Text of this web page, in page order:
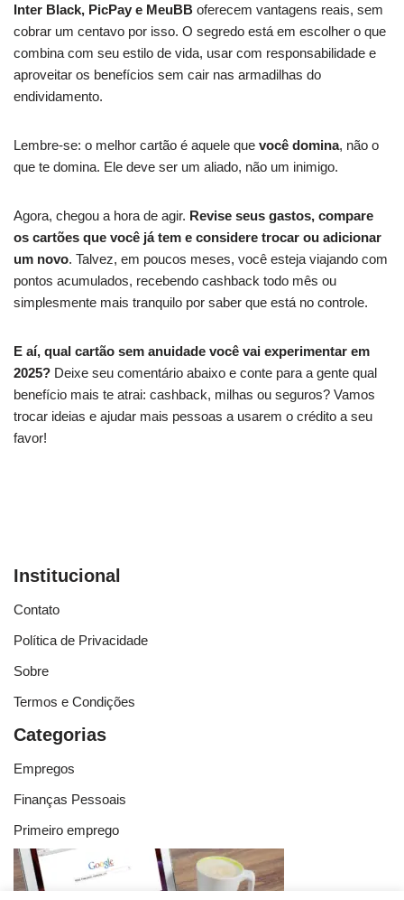
Inter Black, PicPay e MeuBB oferecem vantagens reais, sem
cobrar um centavo por isso. O segredo está em escolher o que
combina com seu estilo de vida, usar com responsabilidade e
aproveitar os benefícios sem cair nas armadilhas do
endividamento.
Lembre-se: o melhor cartão é aquele que você domina, não o
que te domina. Ele deve ser um aliado, não um inimigo.
Agora, chegou a hora de agir. Revise seus gastos, compare
os cartões que você já tem e considere trocar ou adicionar
um novo. Talvez, em poucos meses, você esteja viajando com
pontos acumulados, recebendo cashback todo mês ou
simplesmente mais tranquilo por saber que está no controle.
E aí, qual cartão sem anuidade você vai experimentar em
2025? Deixe seu comentário abaixo e conte para a gente qual
benefício mais te atrai: cashback, milhas ou seguros? Vamos
trocar ideias e ajudar mais pessoas a usarem o crédito a seu
favor!
Institucional
Contato
Política de Privacidade
Sobre
Termos e Condições
Categorias
Empregos
Finanças Pessoais
Primeiro emprego